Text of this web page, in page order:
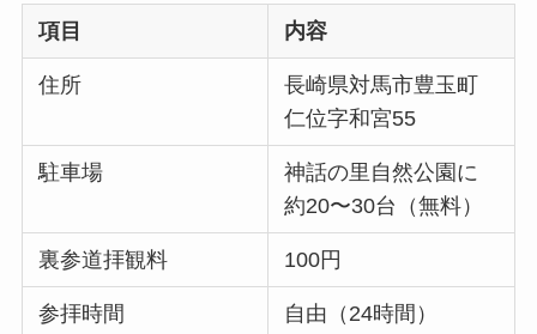
項目 内容
住所
長崎県対馬市豊玉町
仁位字和宮55
駐車場
神話の里自然公園に
約20〜30台（無料）
裏参道拝観料 100円
参拝時間 自由（24時間）